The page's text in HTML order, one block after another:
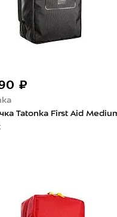
₽
Tatonka First Aid